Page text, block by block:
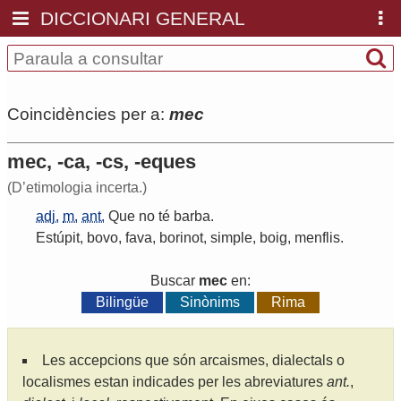
DICCIONARI GENERAL
Coincidències per a: mec
mec, -ca, -cs, -eques
(D’etimologia incerta.)
adj. m. ant. Que no té barba.
Estúpit, bovo, fava, borinot, simple, boig, menflis.
Buscar mec en:
Bilingüe
Sinònims Rima
Les accepcions que són arcaismes, dialectals o
localismes estan indicades per les abreviatures ant.,